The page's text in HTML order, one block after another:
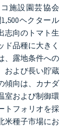
施設園芸協会
ヘクタール
志向のトマト生
ド品種に大きく
、露地条件への
および長い貯蔵
傾向は、カナダ
室および制御環
トフォリオを採
米種子市場にお